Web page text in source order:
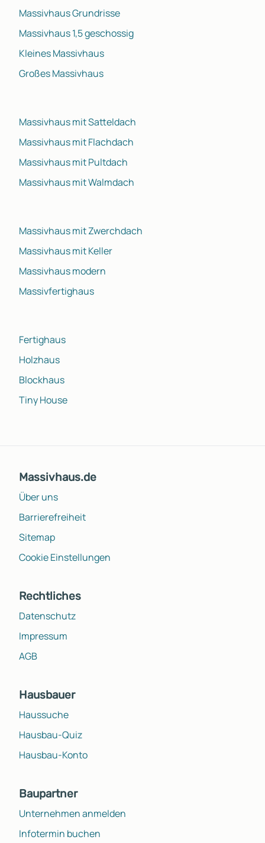
Massivhaus Grundrisse
Massivhaus 1,5 geschossig
Kleines Massivhaus
Großes Massivhaus
Massivhaus mit Satteldach
Massivhaus mit Flachdach
Massivhaus mit Pultdach
Massivhaus mit Walmdach
Massivhaus mit Zwerchdach
Massivhaus mit Keller
Massivhaus modern
Massivfertighaus
Fertighaus
Holzhaus
Blockhaus
Tiny House
Massivhaus.de
Über uns
Barrierefreiheit
Sitemap
Cookie Einstellungen
Rechtliches
Datenschutz
Impressum
AGB
Hausbauer
Haussuche
Hausbau-Quiz
Hausbau-Konto
Baupartner
Unternehmen anmelden
Infotermin buchen